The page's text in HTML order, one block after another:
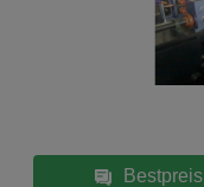
Bestpreis